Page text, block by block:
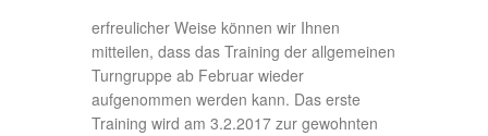
erfreulicher Weise können wir Ihnen
mitteilen, dass das Training der allgemeinen
Turngruppe ab Februar wieder
aufgenommen werden kann. Das erste
Training wird am 3.2.2017 zur gewohnten